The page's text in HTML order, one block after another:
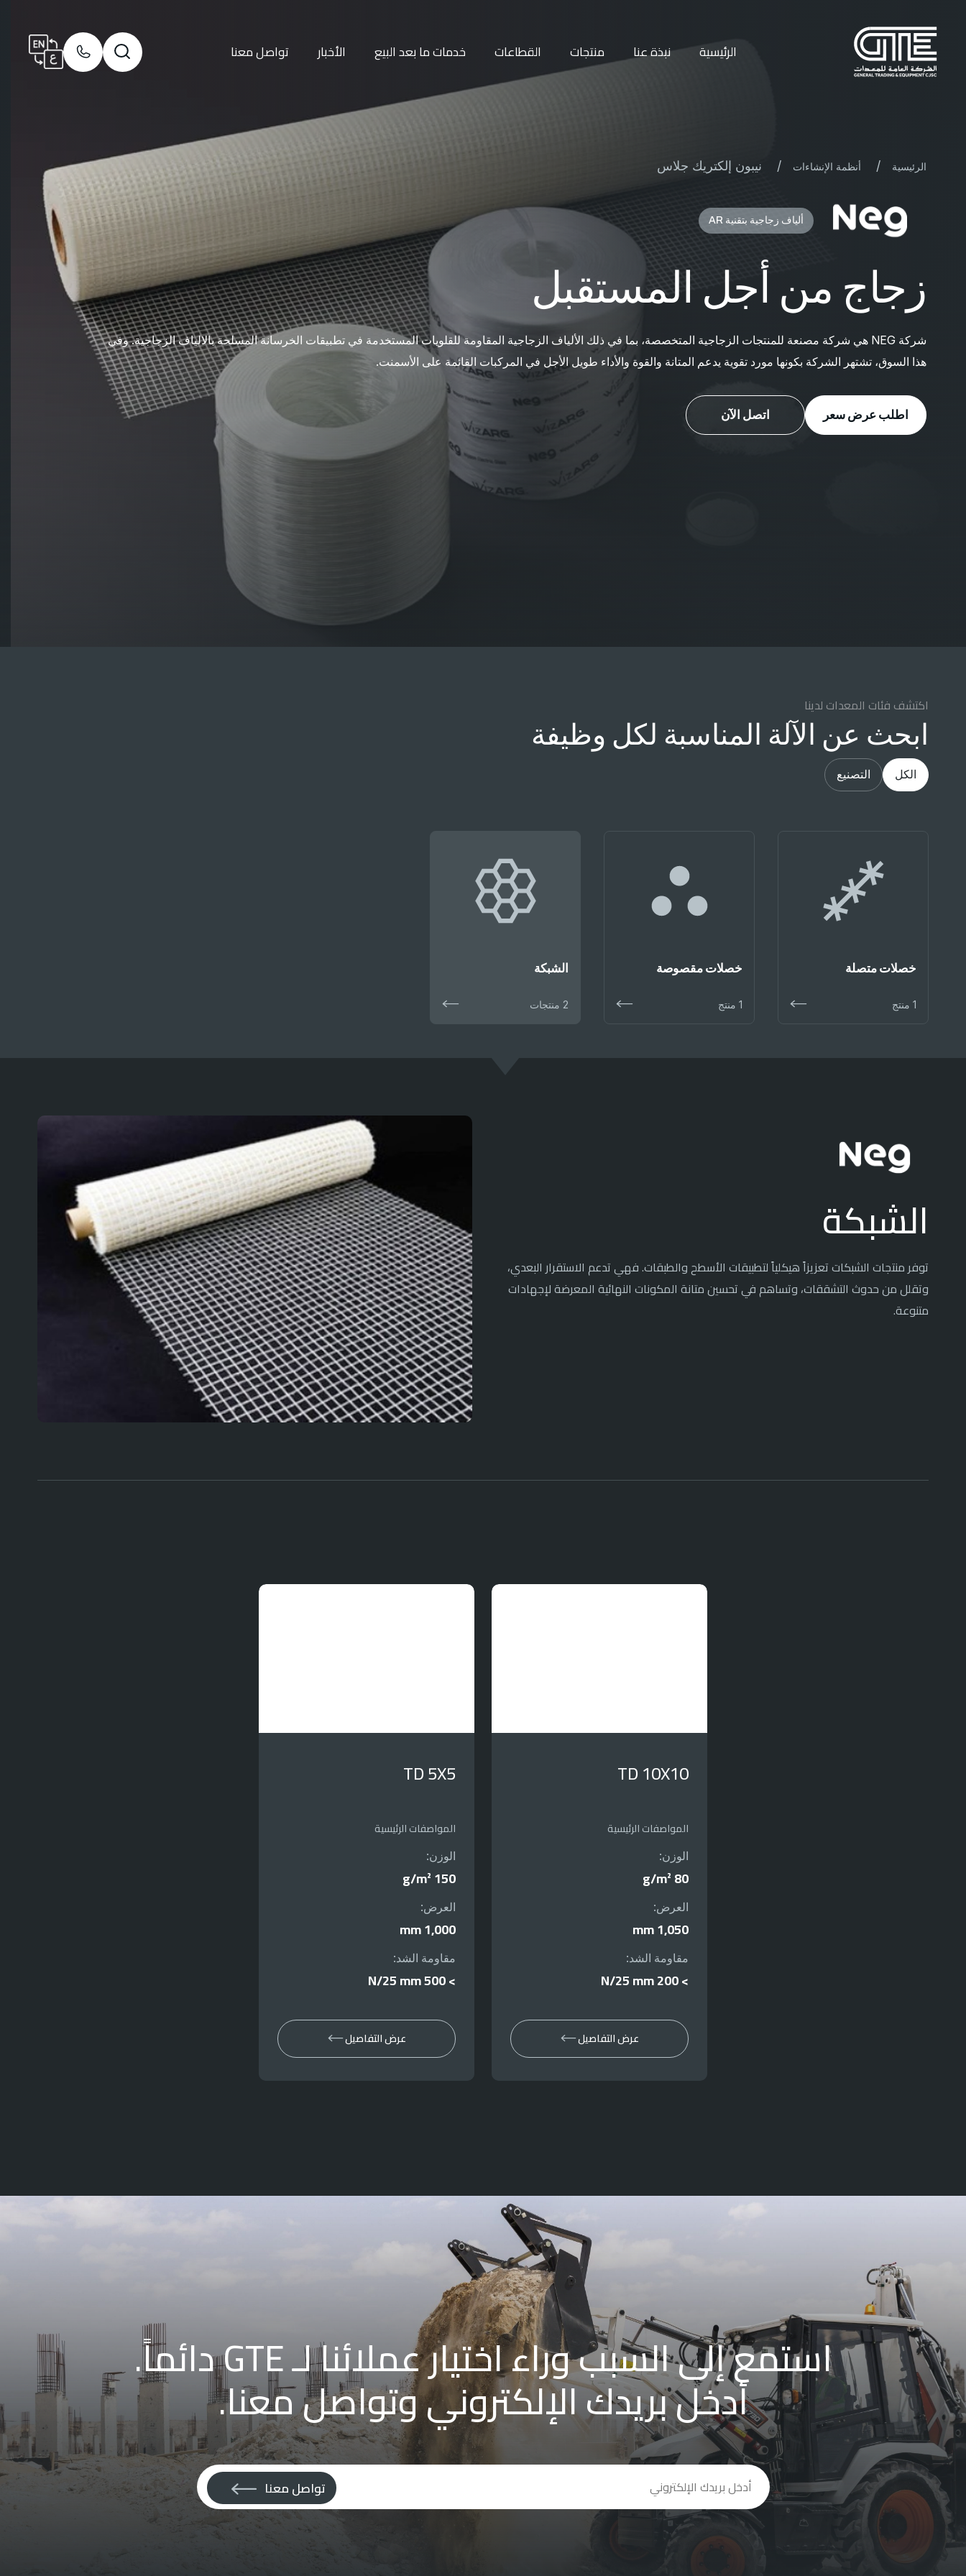
الرئيسية نبذة عنا منتجات القطاعات خدمات ما بعد البيع الأخبار تواصل معنا
الرئيسية / أنظمة الإنشاءات / نيبون إلكتريك جلاس
ألياف زجاجية بتقنية AR
زجاج من أجل المستقبل
شركة NEG هي شركة مصنعة للمنتجات الزجاجية المتخصصة، بما في ذلك الألياف الزجاجية المقاومة للقلويات المستخدمة في تطبيقات الخرسانة المسلحة بالالياف الزجاجية. وفي
هذا السوق، تشتهر الشركة بكونها مورد تقوية يدعم المتانة والقوة والأداء طويل الأجل في المركبات القائمة على الأسمنت.
اطلب عرض سعر اتصل الآن
اكتشف فئات المعدات لدينا
ابحث عن الآلة المناسبة لكل وظيفة
الكل التصنيع
خصلات متصلة
1 منتج
خصلات مقصوصة
1 منتج
الشبكة
2 منتجات
الشبكة
توفر منتجات الشبكات تعزيزاً هيكلياً لتطبيقات الأسطح والطبقات. فهي تدعم الاستقرار البعدي،
وتقلل من حدوث التشققات، وتساهم في تحسين متانة المكونات النهائية المعرضة لإجهادات
متنوعة.
TD 10X10
المواصفات الرئيسية
الوزن:
80 g/m²
العرض:
1,050 mm
مقاومة الشد:
> 200 N/25 mm
عرض التفاصيل
TD 5X5
المواصفات الرئيسية
الوزن:
150 g/m²
العرض:
1,000 mm
مقاومة الشد:
> 500 N/25 mm
عرض التفاصيل
استمع إلى السبب وراء اختيار عملائنا لـ GTE دائماً.
أدخل بريدك الإلكتروني وتواصل معنا.
تواصل معنا
يجب
ترك
هذا
الحقل